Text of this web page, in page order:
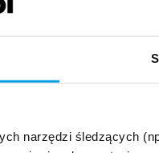
narzędzi śledzących
to nie zadziała. Ważna
mówisz też, że dobry
W takiej pracy
samemu - jeśli w
które są ustalane